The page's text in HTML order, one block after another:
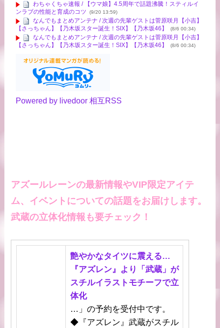
わちゃくちゃ速報 / 【ウマ娘】4.5周年で話題沸騰！スティルイ
ンラブの性能と育成のコツ
(9/20 13:59)
なんでもまとめアンテナ / 次週の先輩ゲストは菅原咲月【小吉】
【さっちゃん】【乃木坂スター誕生！SIX】【乃木坂46】
(8/6 00:34)
なんでもまとめアンテナ / 次週の先輩ゲストは菅原咲月【小吉】
【さっちゃん】【乃木坂スター誕生！SIX】【乃木坂46】
(8/6 00:34)
Powered by livedoor 相互RSS
アズールレーンの最新情報やVIP限定アイテ
ム、イベントについての話題をお届けします。
武蔵の立体化情報も要チェック！
艶やかなタイツに震える…
『アズレン』より「武蔵」が
スチルイラストモチーフで立
体化
…」の予約を受付中です。
◆『アズレン』武蔵がスチル